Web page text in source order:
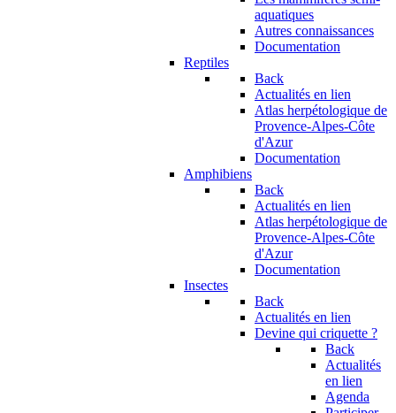
aquatiques
Autres connaissances
Documentation
Reptiles
Back
Actualités en lien
Atlas herpétologique de
Provence-Alpes-Côte
d'Azur
Documentation
Amphibiens
Back
Actualités en lien
Atlas herpétologique de
Provence-Alpes-Côte
d'Azur
Documentation
Insectes
Back
Actualités en lien
Devine qui criquette ?
Back
Actualités
en lien
Agenda